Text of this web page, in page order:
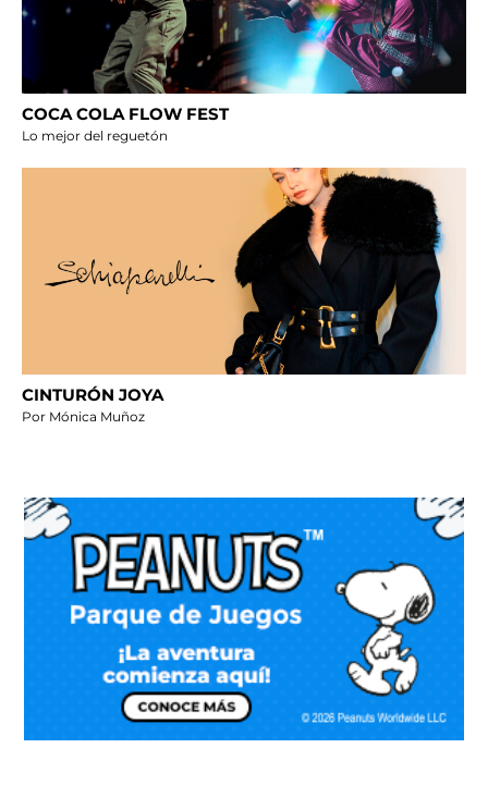
COCA COLA FLOW FEST
Lo mejor del reguetón
CINTURÓN JOYA
Por Mónica Muñoz